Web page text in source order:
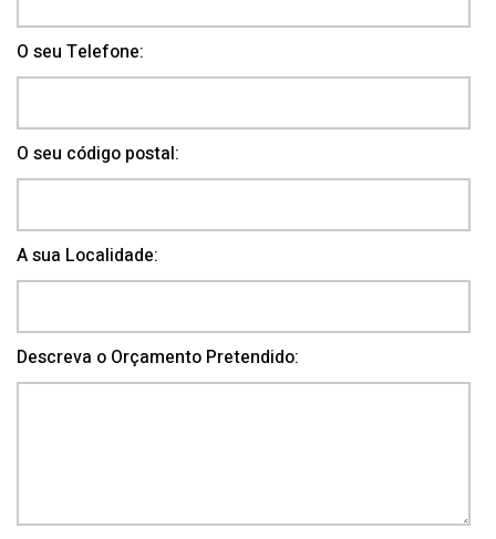
O seu Telefone:
O seu código postal:
A sua Localidade:
Descreva o Orçamento Pretendido: